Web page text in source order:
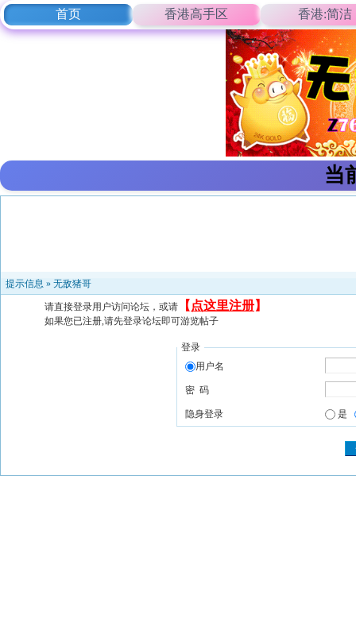
首页 香港高手区 香港:简洁
当
提示信息 » 无敌猪哥
请直接登录用户访问论坛，或请 【 点这里注册】
如果您已注册,请先登录论坛即可游览帖子
登录
用户名
密 码
隐身登录 是